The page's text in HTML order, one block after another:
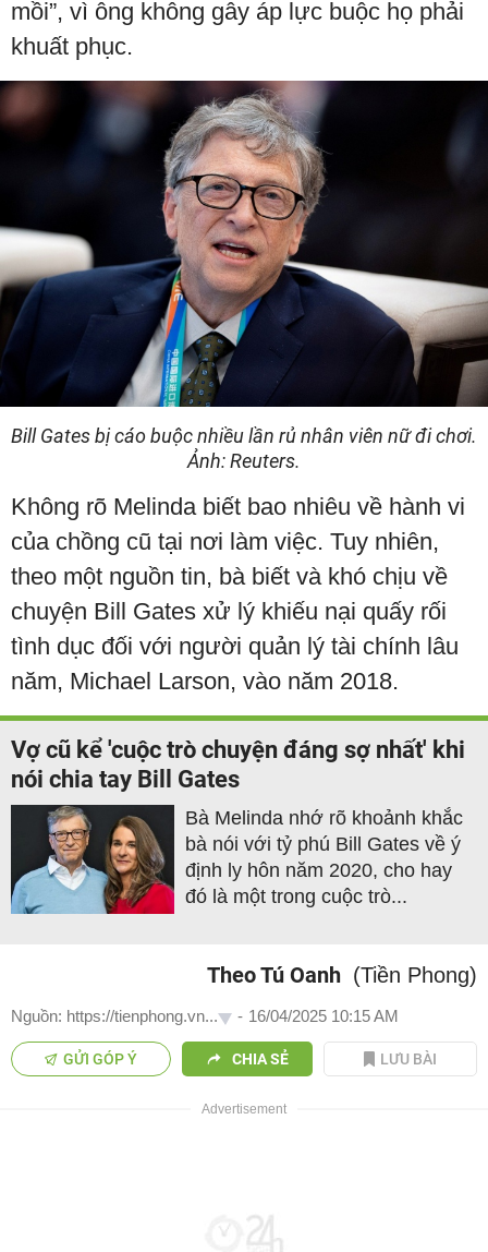
mồi”, vì ông không gây áp lực buộc họ phải
khuất phục.
Bill Gates bị cáo buộc nhiều lần rủ nhân viên nữ đi chơi.
Ảnh: Reuters.
Không rõ Melinda biết bao nhiêu về hành vi
của chồng cũ tại nơi làm việc. Tuy nhiên,
theo một nguồn tin, bà biết và khó chịu về
chuyện Bill Gates xử lý khiếu nại quấy rối
tình dục đối với người quản lý tài chính lâu
năm, Michael Larson, vào năm 2018.
Vợ cũ kể 'cuộc trò chuyện đáng sợ nhất' khi
nói chia tay Bill Gates
Bà Melinda nhớ rõ khoảnh khắc
bà nói với tỷ phú Bill Gates về ý
định ly hôn năm 2020, cho hay
đó là một trong cuộc trò...
Theo Tú Oanh (Tiền Phong)
Nguồn: https://tienphong.vn... - 16/04/2025 10:15 AM
GỬI GÓP Ý CHIA SẺ LƯU BÀI